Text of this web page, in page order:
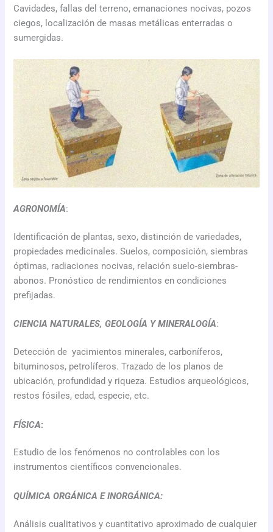
Cavidades, fallas del terreno, emanaciones nocivas, pozos
ciegos, localización de masas metálicas enterradas o
sumergidas.
AGRONOMÍA:
Identificación de plantas, sexo, distinción de variedades,
propiedades medicinales. Suelos, composición, siembras
óptimas, radiaciones nocivas, relación suelo-siembras-
abonos. Pronóstico de rendimientos en condiciones
prefijadas.
CIENCIA NATURALES, GEOLOGÍA Y MINERALOGÍA:
Detección de yacimientos minerales, carboníferos,
bituminosos, petrolíferos. Trazado de los planos de
ubicación, profundidad y riqueza. Estudios arqueológicos,
restos fósiles, edad, especie, etc.
FÍSICA:
Estudio de los fenómenos no controlables con los
instrumentos científicos convencionales.
QUÍMICA ORGÁNICA E INORGÁNICA:
Análisis cualitativos y cuantitativo aproximado de cualquier